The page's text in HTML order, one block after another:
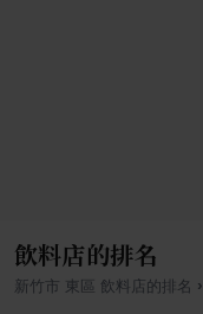
飲料店的排名
新竹市 東區 飲料店的排名 ›